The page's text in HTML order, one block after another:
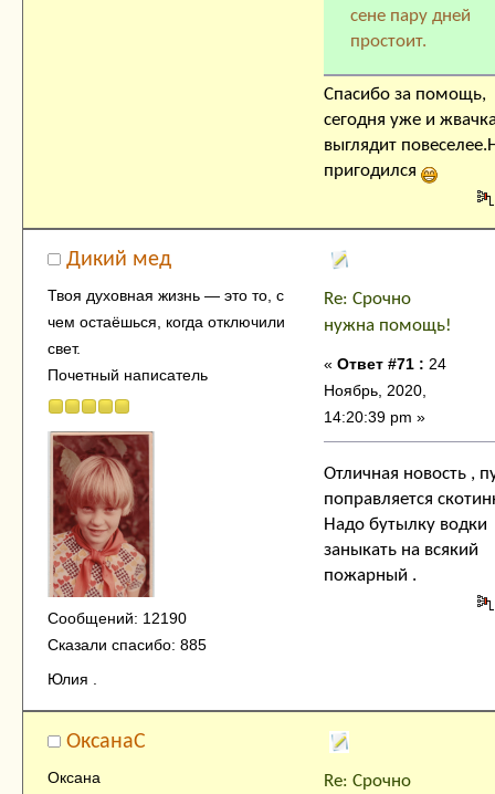
сене пару дней
простоит.
Спасибо за помощь,
сегодня уже и
выглядит
пригодился
Дикий мед
Твоя духовнaя жизнь — это тo, с
чем остaёшься, когда отключили
свет.
Почетный написатель
Сообщений: 12190
Сказали спасибо: 885
Юлия .
Re: Срочно
нужна помощь!
« Ответ #71 : 24
Ноябрь, 2020,
14:20:39 pm »
Отличная новость ,
поправляется
Надо бутылку водки
заныкать на всякий
пожарный .
ОксанаC
Оксана
Re: Срочно